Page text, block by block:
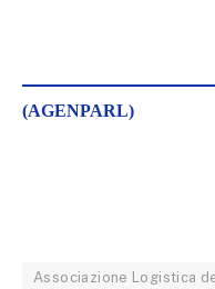
(AGENPARL)
Associazione Logistica